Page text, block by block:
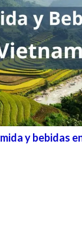
y bebidas